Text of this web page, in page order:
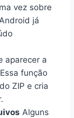
vez sobre
já
aparecer a
função
ZIP e cria
Alguns